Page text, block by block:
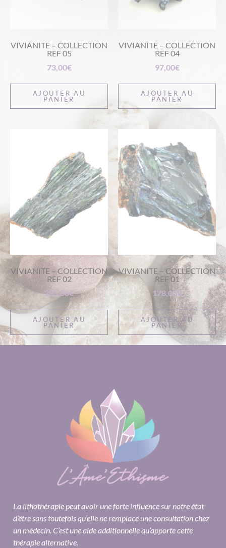
VIVIANITE – COLLECTION
REF 05
73,00€
AJOUTER AU
PANIER
VIVIANITE – COLLECTION
REF 04
97,00€
AJOUTER AU
PANIER
VIVIANITE – COLLECTION
REF 02
285,00€
AJOUTER AU
PANIER
VIVIANITE – COLLECTION
REF 01
178,00€
AJOUTER AU
PANIER
La lithothérapie peut avoir une forte influence sur notre état
d’être sans toutefois qu’elle ne remplace une consultation chez
un médecin. C’est une aide additionnelle qu’apporte cette
thérapie alternative.